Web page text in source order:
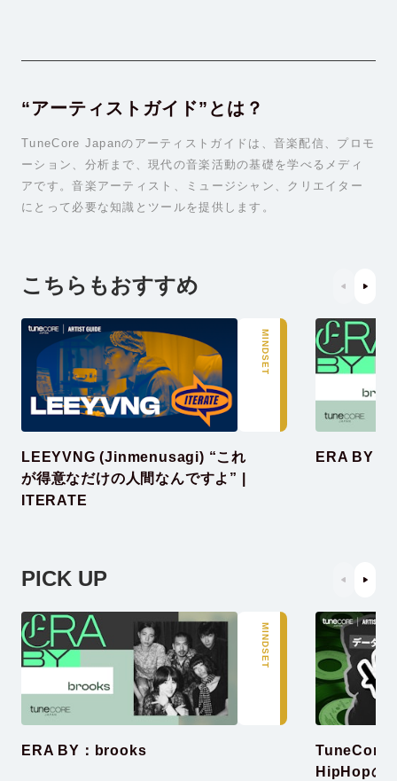
“アーティストガイド”とは？
TuneCore Japanのアーティストガイドは、音楽配信、プロモ
ーション、分析まで、現代の音楽活動の基礎を学べるメディ
アです。音楽アーティスト、ミュージシャン、クリエイター
にとって必要な知識とツールを提供します。
こちらもおすすめ
MINDSET
LEEYVNG (Jinmenusagi) “これ
が得意なだけの人間なんですよ” |
ITERATE
ERA BY：
PICK UP
MINDSET
ERA BY：brooks
TuneCore
HipHopの